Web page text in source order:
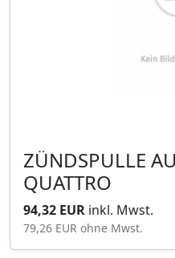
ZÜNDSPULLE AUDI A6 2.6-2.8
QUATTRO
94,32 EUR inkl. Mwst.
79,26 EUR ohne Mwst.